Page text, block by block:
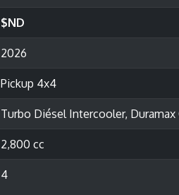
$ND
2026
Pickup 4x4
Turbo Diésel Intercooler, Duramax
2,800 cc
4